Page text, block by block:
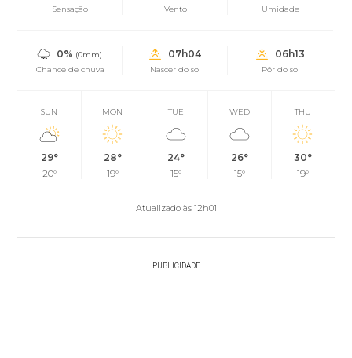
Sensação Vento Umidade
0% (0mm)
Chance de chuva
07h04
Nascer do sol
06h13
Pôr do sol
SUN
29°
20°
MON
28°
19°
TUE
24°
15°
WED
26°
15°
THU
30°
19°
Atualizado às 12h01
PUBLICIDADE